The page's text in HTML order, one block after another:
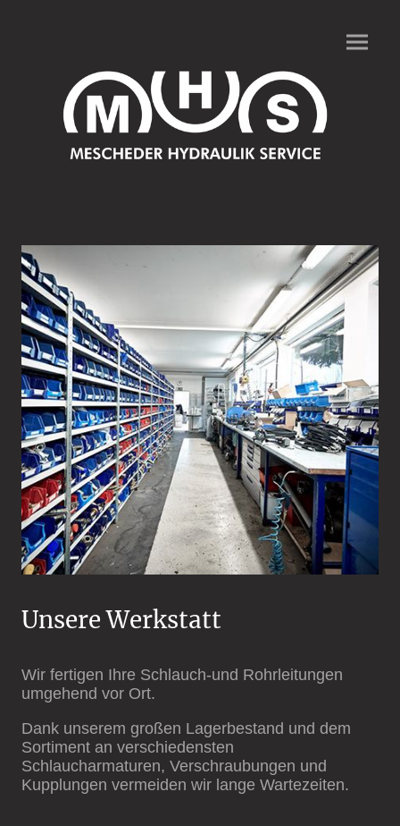
Unsere Werkstatt
Wir fertigen Ihre Schlauch-und Rohrleitungen
umgehend vor Ort.
Dank unserem großen Lagerbestand und dem
Sortiment an verschiedensten
Schlaucharmaturen, Verschraubungen und
Kupplungen vermeiden wir lange Wartezeiten.